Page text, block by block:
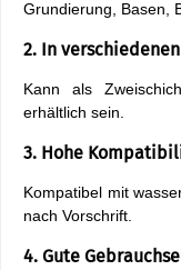
Grundierung, Basen,
2. In
Kann als
erhältlich sein.
3. Hohe
Kompatibel mit
nach Vorschrift.
4. Gute